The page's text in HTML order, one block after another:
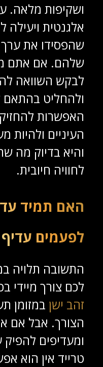
ושקיפות מלאה.
אלגנטית
שהפסידו את
שלהם. אם אתם
לבקש השוואה
ולהחליט
האפשרות
העיניים ולהיות
והיא בדיוק מה
לחוויה חיובית.
האם תמיד
לפעמים עדיף
התשובה תלויה
לכם צורך מיידי
זהב ישן במזומן
הצורך. אבל אם
ומעדיפים
טרייד אין הוא